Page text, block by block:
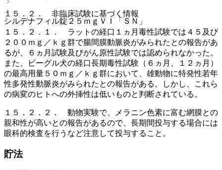
シルデナフィル錠２５ｍｇＶＩ「ＳＮ」
１５．２． 非臨床試験に基づく情報
１５．２．１． ラットの経口１ヵ月毒性試験では４５及び
２００ｍｇ／ｋｇ群で腸間膜動脈炎がみられたとの報告があ
るが、６ヵ月試験及びがん原性試験では認められなかった。
また、ビーグル犬の経口長期毒性試験（６ヵ月、１２ヵ月）
の最高用量５０ｍｇ／ｋｇ群において、雄動物に特発性若年
性多発性動脈炎がみられたとの報告がある。しかし、これら
の病変のヒトへの外挿性は低いものと判断されている。
１５．２．２． 動物実験で、メラニン色素に富む網膜との
親和性が高いとの報告があるので、長期間投与する場合には
眼科的検査を行うなど注意して投与すること。
貯法